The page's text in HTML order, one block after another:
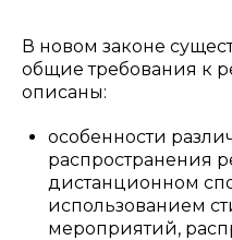
В новом законе
общие требования к
описаны:
особенности
распространения
дистанционном
использованием
мероприятий,